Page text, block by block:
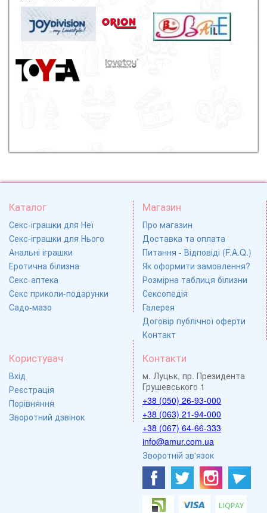
Каталог
Секс-іграшки для Неї
Секс-іграшки для Нього
Анальні іграшки
Еротична білизна
Секс-аптека
Секс приколи-подарунки
Садо-мазо
Магазин
Про магазин
Доставка та оплата
Питання - Відповіді (F.A.Q.)
Як оформити замовлення?
Розмірна таблиця білизни
Сексопедія
Галерея
Договір публічної оферти
Контакт
Користувач
Вхід
Реєстрація
Порівняння
Зворотний дзвінок
Контакти
м. Луцьк, пр. Президента
Грушевського 1
+38 (050) 26-93-000
+38 (063) 21-94-000
+38 (067) 64-66-333
info@amur.com.ua
Зворотній зв'язок